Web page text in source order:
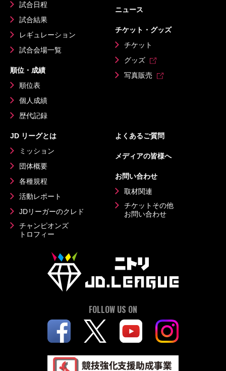
試合日程
試合結果
レギュレーション
試合会場一覧
順位・成績
順位表
個人成績
歴代記録
ニュース
チケット・グッズ
チケット
グッズ
写真販売
JD リーグとは
ミッション
団体概要
各種規程
活動レポート
JDリーガーのクレド
チャンピオンズ
トロフィー
よくあるご質問
メディアの皆様へ
お問い合わせ
取材関連
チケットその他
お問い合わせ
FOLLOW US ON